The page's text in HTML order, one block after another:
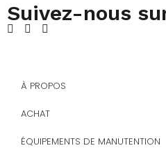
Suivez-nous
À PROPOS
ACHAT
ÉQUIPEMENTS DE MANUTENTION